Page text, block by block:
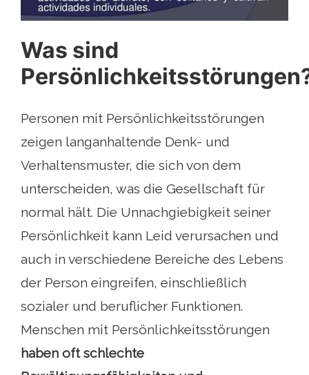
Was sind
Personen mit Persönlichkeitsstörungen
zeigen langanhaltende Denk- und
Verhaltensmuster, die sich von dem
unterscheiden, was die Gesellschaft für
normal hält. Die Unnachgiebigkeit seiner
Persönlichkeit kann Leid verursachen und
auch in verschiedene Bereiche des Lebens
der Person eingreifen, einschließlich
sozialer und beruflicher Funktionen.
Menschen mit Persönlichkeitsstörungen
haben oft schlechte